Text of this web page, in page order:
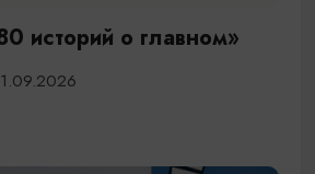
историй о главном»